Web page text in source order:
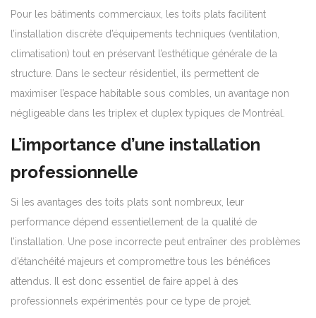
Pour les bâtiments commerciaux, les toits plats facilitent
l’installation discrète d’équipements techniques (ventilation,
climatisation) tout en préservant l’esthétique générale de la
structure. Dans le secteur résidentiel, ils permettent de
maximiser l’espace habitable sous combles, un avantage non
négligeable dans les triplex et duplex typiques de Montréal.
L’importance d’une installation
professionnelle
Si les avantages des toits plats sont nombreux, leur
performance dépend essentiellement de la qualité de
l’installation. Une pose incorrecte peut entraîner des problèmes
d’étanchéité majeurs et compromettre tous les bénéfices
attendus. Il est donc essentiel de faire appel à des
professionnels expérimentés pour ce type de projet.